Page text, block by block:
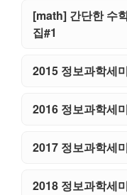
[math] 간단한 수
집#1
2015 정보과학세
2016 정보과학세
2017 정보과학세
2018 정보과학세